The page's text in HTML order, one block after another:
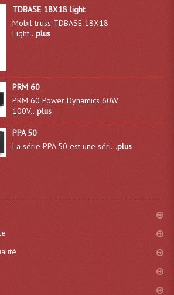
Lampes PAR
Lampes Théatre
Lumières Noire
Lyres
Piste Danse À Leds
Petit Effets Lumineux
Extérieur Multifaisceaux
TDBASE 18X18 light
Mobil truss TDBASE 18X18
Light...plus
PRM 60
PRM 60 Power Dynamics 60W
100V...plus
PPA 50
La série PPA 50 est une séri...plus